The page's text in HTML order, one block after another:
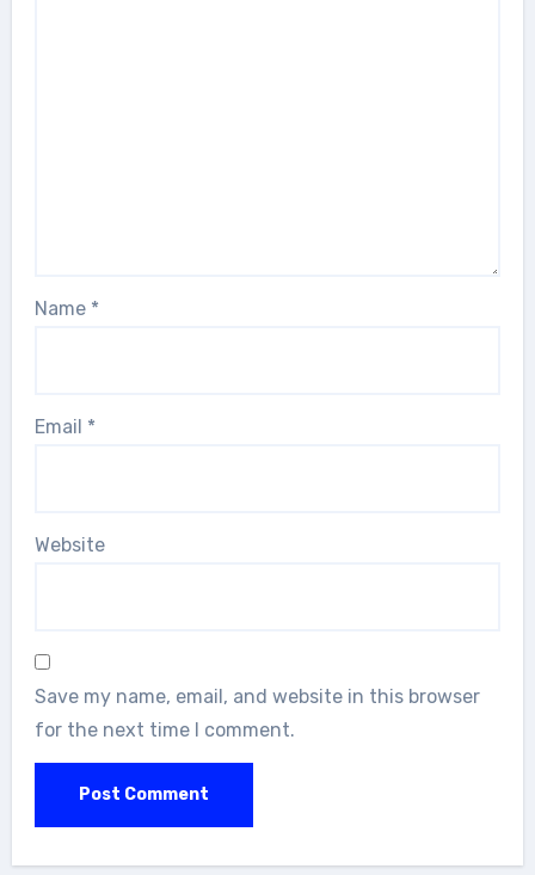
Name *
Email *
Website
Save my name, email, and website in this browser
for the next time I comment.